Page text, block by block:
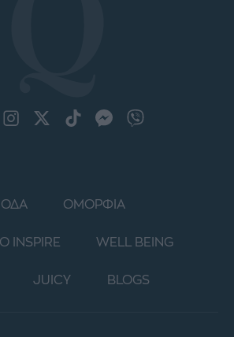
ΟΜΟΡΦΙΑ
INSPIRE WELL BEING
JUICY BLOGS